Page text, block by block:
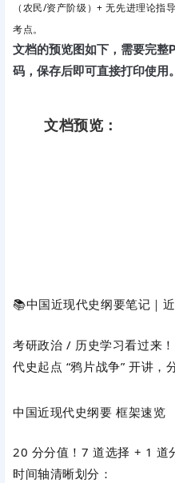
（农民/资产阶级）+ 无先进理论指
考点。
文档的预览图如下，需要完整
码，保存后即可直接打印使用。
文档预览：
📚中国近现代史纲要笔记｜
考研政治 / 历史学习看过来
代史起点 “鸦片战争” 开讲，
中国近现代史纲要 框架速览
20 分分值！7 道选择 + 1 道
时间轴清晰划分：